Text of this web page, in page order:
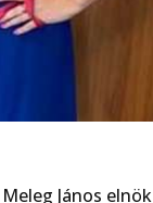
János